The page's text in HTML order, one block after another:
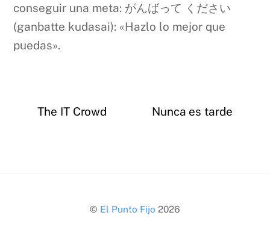
conseguir una meta: がんばって ください
(ganbatte kudasai): «Hazlo lo mejor que
puedas».
The IT Crowd Nunca es tarde
Back
© El Punto Fijo 2026